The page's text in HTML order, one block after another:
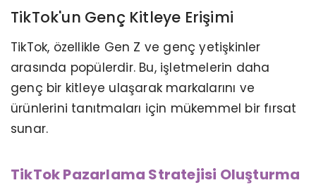
TikTok'un Genç Kitleye Erişimi
TikTok, özellikle Gen Z ve genç yetişkinler
arasında popülerdir. Bu, işletmelerin daha
genç bir kitleye ulaşarak markalarını ve
ürünlerini tanıtmaları için mükemmel bir fırsat
sunar.
TikTok Pazarlama Stratejisi Oluşturma